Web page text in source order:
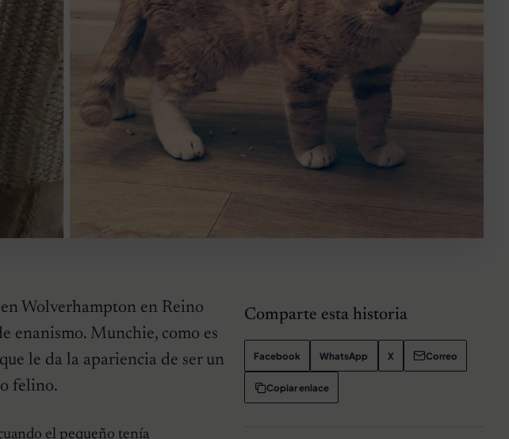
Wolverhampton en Reino
enanismo. Munchie, como es
le da la apariencia de ser un
felino.
el pequeño tenía
Comparte esta historia
Facebook WhatsApp X Correo
Copiar enlace